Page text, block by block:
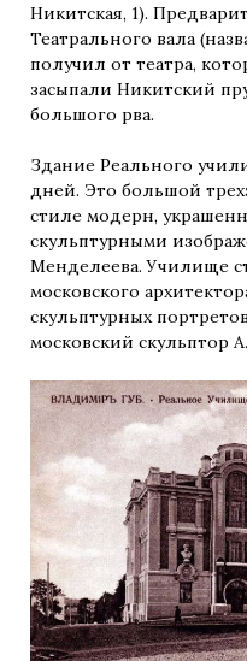
Никитская, 1).
Театрального вала
получил от театра,
засыпали Никитский
большого рва.
Здание Реального
дней. Это большой
стиле модерн,
скульптурными
Менделеева. Училище
московского
скульптурных
московский скульптор